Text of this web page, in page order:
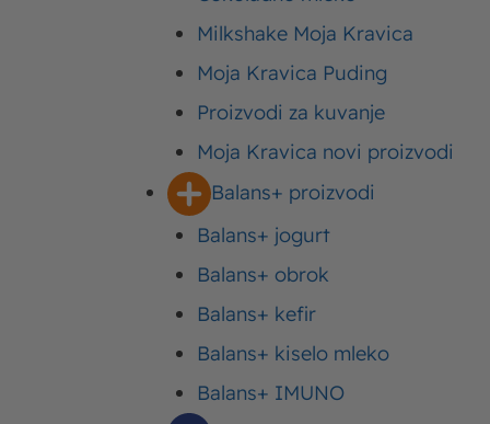
Milkshake Moja Kravica
Moja Kravica Puding
Proizvodi za kuvanje
Moja Kravica novi proizvodi
Balans+ proizvodi
Balans+ jogurt
Balans+ obrok
Balans+ kefir
Balans+ kiselo mleko
Balans+ IMUNO
Vreme spremanja
Sastojci